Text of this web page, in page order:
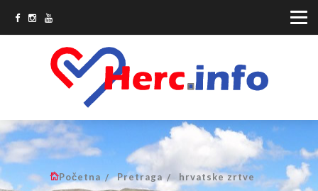
Početna Pretraga hrvatske zrtve